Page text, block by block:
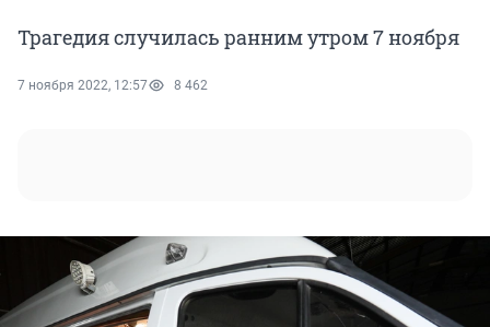
Трагедия случилась ранним утром 7 ноября
7 ноября 2022, 12:57 8 462